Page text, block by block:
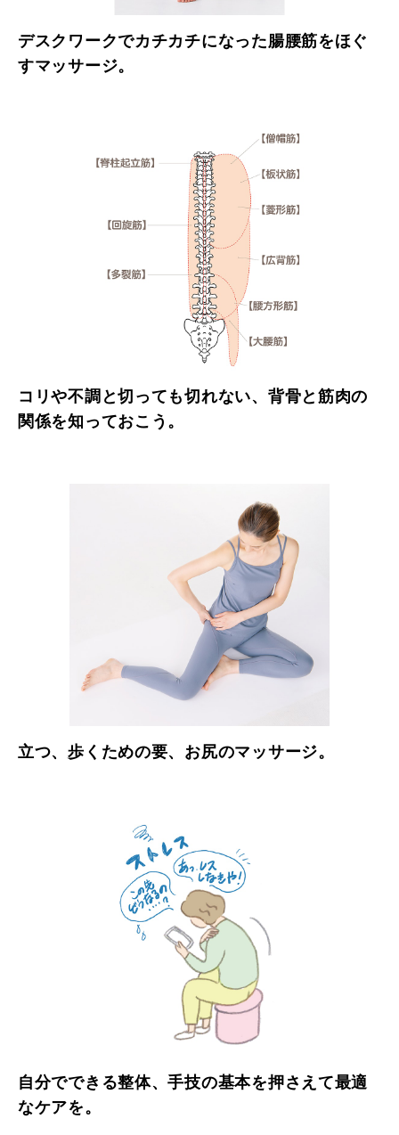
デスクワークでカチカチになった腸腰筋をほぐ
すマッサージ。
コリや不調と切っても切れない、背骨と筋肉の
関係を知っておこう。
立つ、歩くための要、お尻のマッサージ。
自分でできる整体、手技の基本を押さえて最適
なケアを。